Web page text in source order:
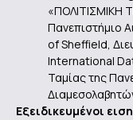
«ΠΟΛΙΤΙΣΜΙΚΗ
Πανεπιστήμιο
of Sheffield,
International
Ταμίας της
Εξειδικευμένοι